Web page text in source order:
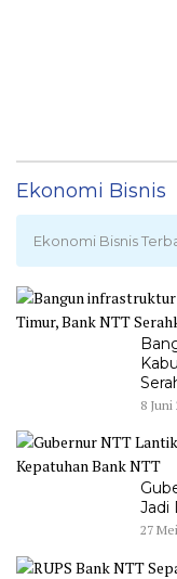
Ekonomi Bisnis
Ekonomi Bisnis
8 Juni
Jadi
27